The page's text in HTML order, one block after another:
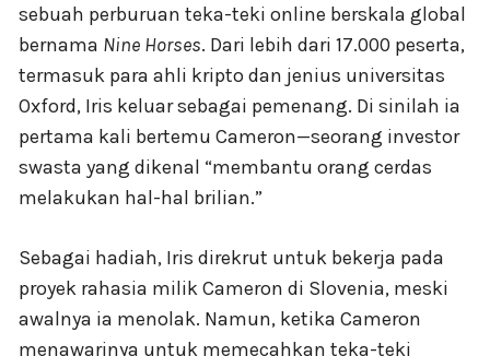
sebuah perburuan teka-teki online berskala global
bernama Nine Horses. Dari lebih dari 17.000 peserta,
termasuk para ahli kripto dan jenius universitas
Oxford, Iris keluar sebagai pemenang. Di sinilah ia
pertama kali bertemu Cameron—seorang investor
swasta yang dikenal “membantu orang cerdas
melakukan hal-hal brilian.”
Sebagai hadiah, Iris direkrut untuk bekerja pada
proyek rahasia milik Cameron di Slovenia, meski
awalnya ia menolak. Namun, ketika Cameron
menawarinya untuk memecahkan teka-teki